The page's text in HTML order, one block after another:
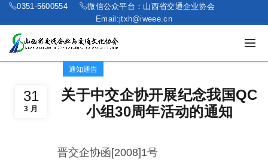
0351-5600554
微信公众平台：山西省交通企业协会
Email:jtxh@iweee.cn
31
3 月
通知通告
关于中交企协开展纪念我国QC
小组30周年活动的通知
晋交企协函[2008]1号